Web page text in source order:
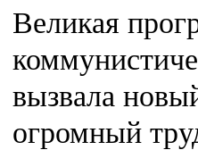
Великая
вызвала
огромный